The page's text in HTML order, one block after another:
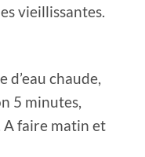
vieillissantes.
d’eau chaude,
5 minutes,
faire matin et